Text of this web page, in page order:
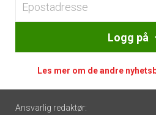
Logg på
Les mer om de andre
Footer
Ansvarlig redaktør: